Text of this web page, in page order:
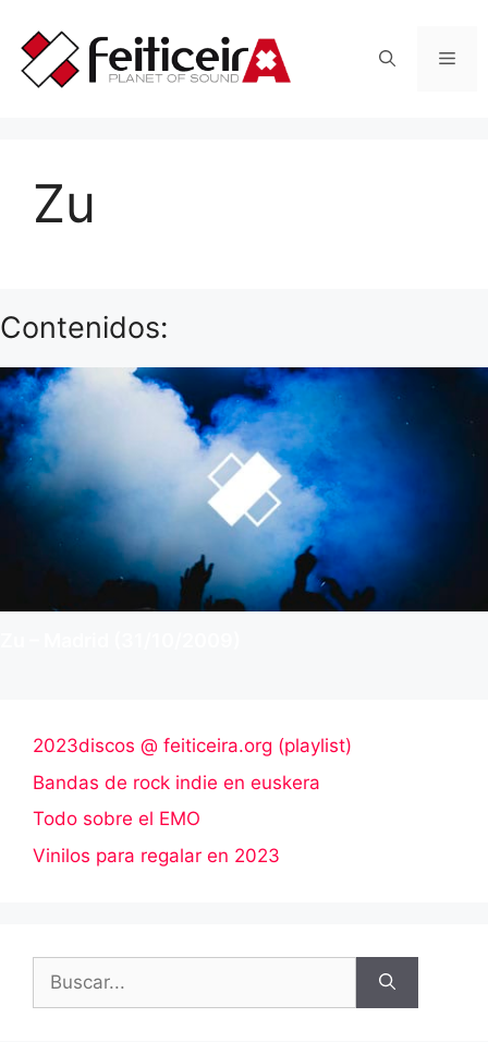
contenido
Zu
Contenidos:
2023discos @ feiticeira.org (playlist)
Bandas de rock indie en euskera
Todo sobre el EMO
Vinilos para regalar en 2023